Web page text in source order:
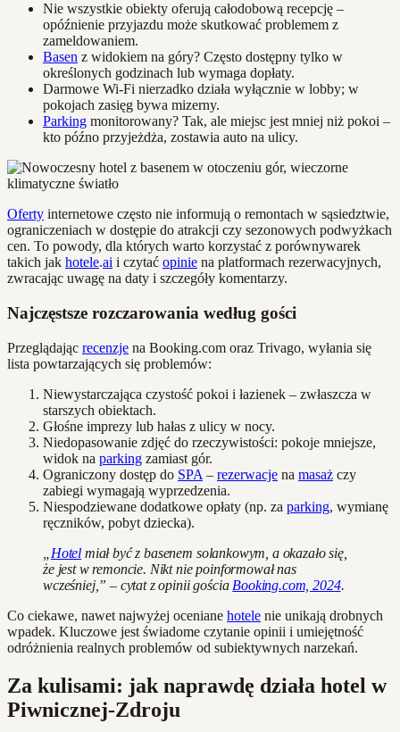
Nie wszystkie obiekty oferują całodobową recepcję –
opóźnienie przyjazdu może skutkować problemem z
zameldowaniem.
Basen z widokiem na góry? Często dostępny tylko w
określonych godzinach lub wymaga dopłaty.
Darmowe Wi-Fi nierzadko działa wyłącznie w lobby; w
pokojach zasięg bywa mizerny.
Parking monitorowany? Tak, ale miejsc jest mniej niż pokoi –
kto późno przyjeżdża, zostawia auto na ulicy.
Oferty internetowe często nie informują o remontach w sąsiedztwie,
ograniczeniach w dostępie do atrakcji czy sezonowych podwyżkach
cen. To powody, dla których warto korzystać z porównywarek
takich jak hotele.ai i czytać opinie na platformach rezerwacyjnych,
zwracając uwagę na daty i szczegóły komentarzy.
Najczęstsze rozczarowania według gości
Przeglądając recenzje na Booking.com oraz Trivago, wyłania się
lista powtarzających się problemów:
Niewystarczająca czystość pokoi i łazienek – zwłaszcza w
starszych obiektach.
Głośne imprezy lub hałas z ulicy w nocy.
Niedopasowanie zdjęć do rzeczywistości: pokoje mniejsze,
widok na parking zamiast gór.
Ograniczony dostęp do SPA – rezerwacje na masaż czy
zabiegi wymagają wyprzedzenia.
Niespodziewane dodatkowe opłaty (np. za parking, wymianę
ręczników, pobyt dziecka).
Hotel miał być z basenem solankowym, a okazało się,
że jest w remoncie. Nikt nie poinformował nas
wcześniej,” – cytat z opinii gościa Booking.com, 2024.
Co ciekawe, nawet najwyżej oceniane hotele nie unikają drobnych
wpadek. Kluczowe jest świadome czytanie opinii i umiejętność
odróżnienia realnych problemów od subiektywnych narzekań.
Za kulisami: jak naprawdę działa hotel w
Piwnicznej-Zdroju